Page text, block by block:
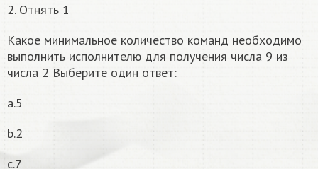
2. Отнять 1
Какое минимальное количество команд необходимо
выполнить исполнителю для получения числа 9 из
числа 2 Выберите один ответ:
a.5
b.2
c.7